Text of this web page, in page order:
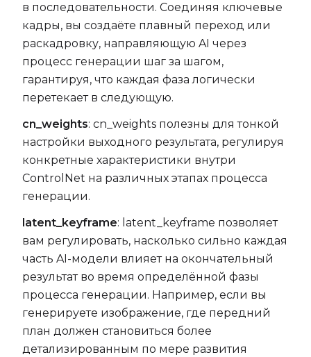
в последовательности. Соединяя ключевые
кадры, вы создаёте плавный переход или
раскадровку, направляющую AI через
процесс генерации шаг за шагом,
гарантируя, что каждая фаза логически
перетекает в следующую.
cn_weights: cn_weights полезны для тонкой
настройки выходного результата, регулируя
конкретные характеристики внутри
ControlNet на различных этапах процесса
генерации.
latent_keyframe: latent_keyframe позволяет
вам регулировать, насколько сильно каждая
часть AI-модели влияет на окончательный
результат во время определённой фазы
процесса генерации. Например, если вы
генерируете изображение, где передний
план должен становиться более
детализированным по мере развития